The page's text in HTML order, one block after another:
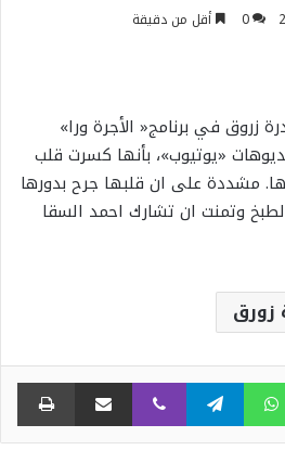
0 أقل من دقيقة
زروق في برنامج« الأجرة ورا»
«يوتيوب»، بأنها كسرت قلب
حياتها. مشددة على ان قلبها جرح بدورها
وتمنت ان تشارك احمد السقا
زورق
واتساب تيلقرام ڤايبر مشاركة عبر البريد